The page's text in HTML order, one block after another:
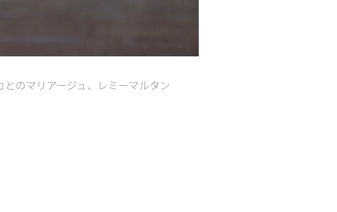
のマリアージュ、レミーマルタン